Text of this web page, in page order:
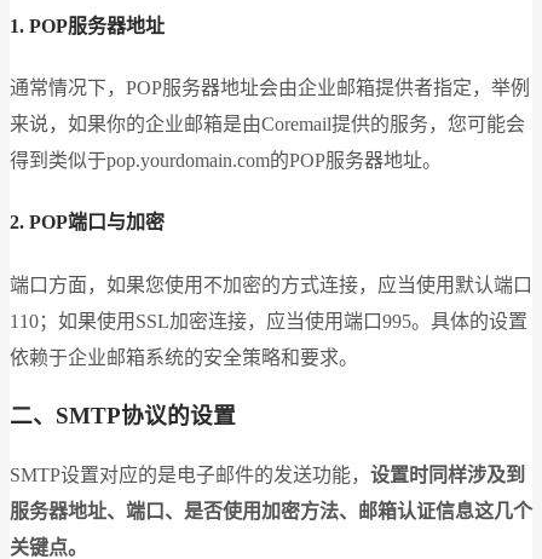
1. POP服务器地址
通常情况下，POP服务器地址会由企业邮箱提供者指定，举例
来说，如果你的企业邮箱是由Coremail提供的服务，您可能会
得到类似于pop.yourdomain.com的POP服务器地址。
2. POP端口与加密
端口方面，如果您使用不加密的方式连接，应当使用默认端口
110；如果使用SSL加密连接，应当使用端口995。具体的设置
依赖于企业邮箱系统的安全策略和要求。
二、SMTP协议的设置
SMTP设置对应的是电子邮件的发送功能， 设置时同样涉及到
服务器地址、端口、是否使用加密方法、邮箱认证信息这几个
关键点。